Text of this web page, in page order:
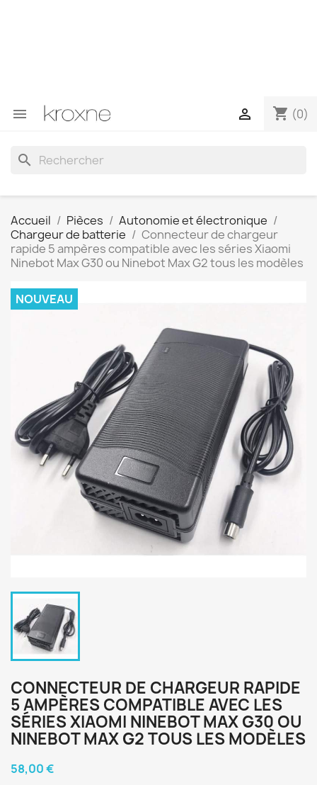
 shopping_cart (0)

search
Accueil Pièces
Autonomie et électronique
Chargeur de batterie
Connecteur de chargeur
rapide 5 ampères compatible avec les séries Xiaomi
Ninebot Max G30 ou Ninebot Max G2 tous les modèles
NOUVEAU
CONNECTEUR DE CHARGEUR RAPIDE
5 AMPÈRES COMPATIBLE AVEC LES
SÉRIES XIAOMI NINEBOT MAX G30 OU
NINEBOT MAX G2 TOUS LES MODÈLES
58,00 €